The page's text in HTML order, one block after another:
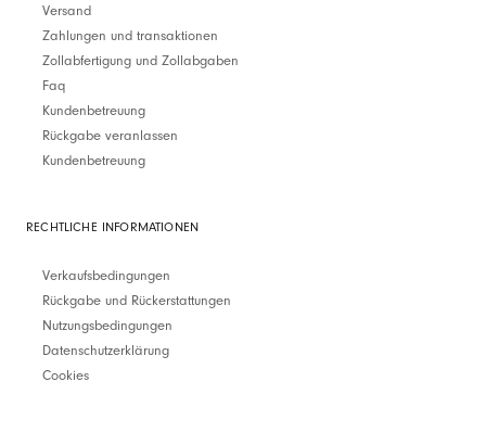
Versand
Zahlungen und transaktionen
Zollabfertigung und Zollabgaben
Faq
Kundenbetreuung
Rückgabe veranlassen
Kundenbetreuung
RECHTLICHE INFORMATIONEN
Verkaufsbedingungen
Rückgabe und Rückerstattungen
Nutzungsbedingungen
Datenschutzerklärung
Cookies